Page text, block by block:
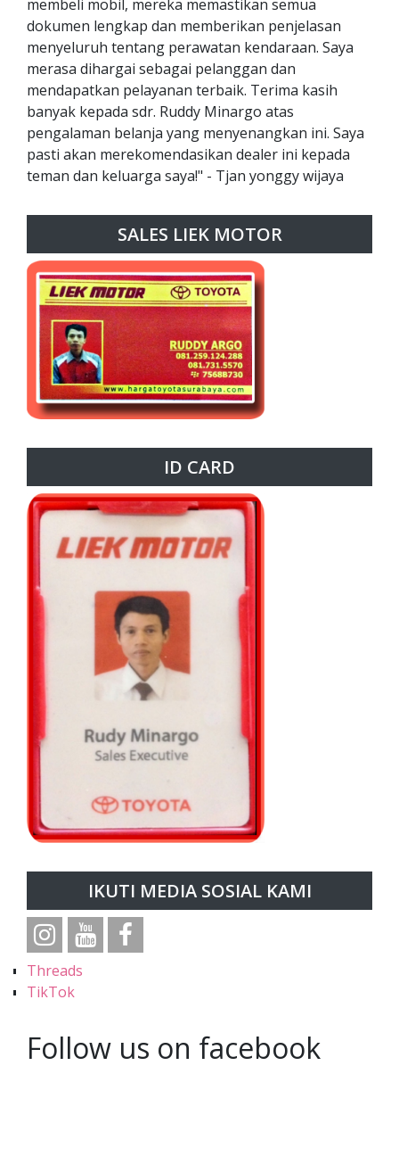
membeli mobil, mereka memastikan semua
dokumen lengkap dan memberikan penjelasan
menyeluruh tentang perawatan kendaraan. Saya
merasa dihargai sebagai pelanggan dan
mendapatkan pelayanan terbaik. Terima kasih
banyak kepada sdr. Ruddy Minargo atas
pengalaman belanja yang menyenangkan ini. Saya
pasti akan merekomendasikan dealer ini kepada
teman dan keluarga saya!" - Tjan yonggy wijaya
SALES LIEK MOTOR
ID CARD
IKUTI MEDIA SOSIAL KAMI
Threads
TikTok
Follow us on facebook